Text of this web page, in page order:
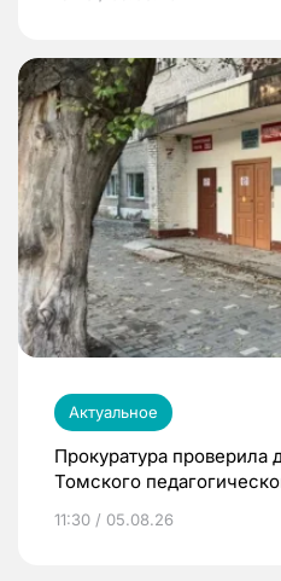
Актуальное
Прокуратура
Томского
11:30 / 05.08.26